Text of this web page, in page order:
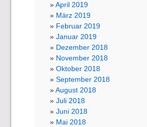
April 2019
März 2019
Februar 2019
Januar 2019
Dezember 2018
November 2018
Oktober 2018
September 2018
August 2018
Juli 2018
Juni 2018
Mai 2018